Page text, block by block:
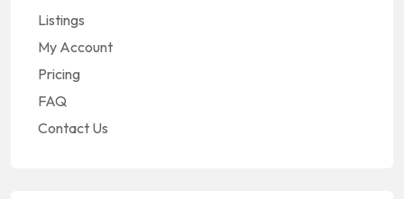
Listings
My Account
Pricing
FAQ
Contact Us